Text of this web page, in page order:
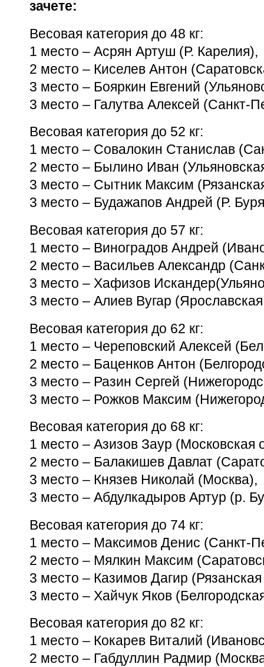
зачете:
Весовая категория до 48 кг:
1 место – Асрян Артуш (Р. Карелия),
2 место – Киселев Антон
3 место – Бояркин Евгений
3 место – Галутва Алексей (Санкт-
Весовая категория до 52 кг:
1 место – Совалокин Станислав
2 место – Былино Иван
3 место – Сытник Максим
3 место – Будажапов Андрей (Р.
Весовая категория до 57 кг:
1 место – Виноградов Андрей
2 место – Васильев Александр
3 место – Хафизов
3 место – Алиев Вугар
Весовая категория до 62 кг:
1 место – Череповский Алексей
2 место – Баценков Антон
3 место – Разин Сергей
3 место – Рожков Максим
Весовая категория до 68 кг:
1 место – Азизов Заур (Московская
2 место – Балакишев Давлат
3 место – Князев Николай (Москва),
3 место – Абдулкадыров Артур (р.
Весовая категория до 74 кг:
1 место – Максимов Денис (Санкт-
2 место – Мялкин Максим
3 место – Казимов Дагир
3 место – Хайчук Яков
Весовая категория до 82 кг:
1 место – Кокарев Виталий
2 место – Габдуллин Радмир